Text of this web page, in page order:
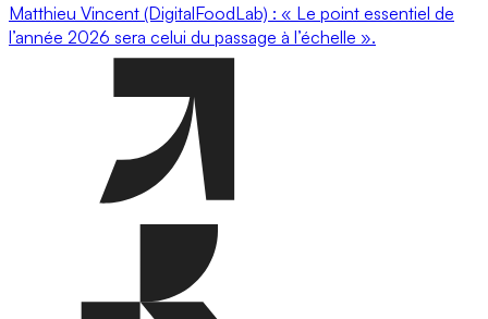
Matthieu Vincent (DigitalFoodLab) : « Le point essentiel de
l’année 2026 sera celui du passage à l’échelle ».